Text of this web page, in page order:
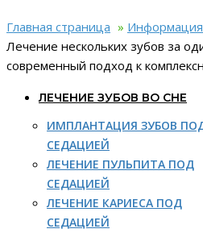
Главная страница »
Лечение нескольких зубов за
современный подход к
ЛЕЧЕНИЕ ЗУБОВ ВО СНЕ
ИМПЛАНТАЦИЯ ЗУБОВ
СЕДАЦИЕЙ
ЛЕЧЕНИЕ ПУЛЬПИТА ПОД
СЕДАЦИЕЙ
ЛЕЧЕНИЕ КАРИЕСА ПОД
СЕДАЦИЕЙ